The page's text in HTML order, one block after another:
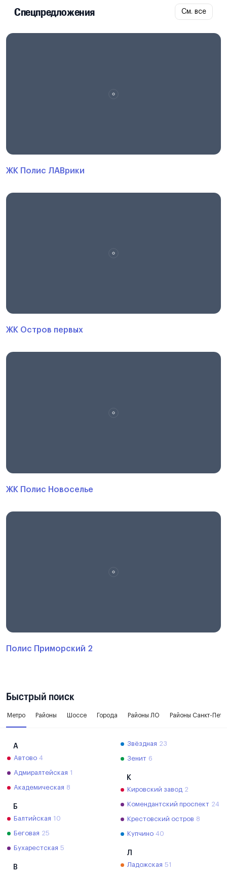
Спецпредложения См. все
ЖК Полис ЛАВрики
ЖК Остров первых
ЖК Полис Новоселье
Полис Приморский 2
Быстрый поиск
Метро Районы Шоссе Города Районы ЛО Районы Санкт-
А
Автово 4
Адмиралтейская 1
Академическая 8
Б
Балтийская 10
Беговая 25
Бухарестская 5
В
Звёздная 23
Зенит 6
К
Кировский завод 2
Комендантский проспект 24
Крестовский остров 8
Купчино 40
Л
Ладожская 51